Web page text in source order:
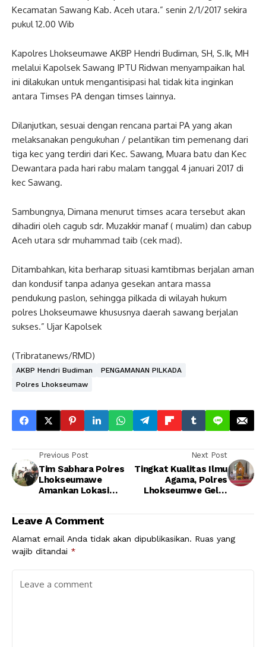
Kecamatan Sawang Kab. Aceh utara.” senin 2/1/2017 sekira
pukul 12.00 Wib
Kapolres Lhokseumawe AKBP Hendri Budiman, SH, S.Ik, MH
melalui Kapolsek Sawang IPTU Ridwan menyampaikan hal
ini dilakukan untuk mengantisipasi hal tidak kita inginkan
antara Timses PA dengan timses lainnya.
Dilanjutkan, sesuai dengan rencana partai PA yang akan
melaksanakan pengukuhan / pelantikan tim pemenang dari
tiga kec yang terdiri dari Kec. Sawang, Muara batu dan Kec
Dewantara pada hari rabu malam tanggal 4 januari 2017 di
kec Sawang.
Sambungnya, Dimana menurut timses acara tersebut akan
dihadiri oleh cagub sdr. Muzakkir manaf ( mualim) dan cabup
Aceh utara sdr muhammad taib (cek mad).
Ditambahkan, kita berharap situasi kamtibmas berjalan aman
dan kondusif tanpa adanya gesekan antara massa
pendukung paslon, sehingga pilkada di wilayah hukum
polres Lhokseumawe khususnya daerah sawang berjalan
sukses.” Ujar Kapolsek
(Tribratanews/RMD)
AKBP Hendri Budiman
PENGAMANAN PILKADA
Polres Lhokseumaw
Previous Post
Tim Sabhara Polres
Lhokseumawe
Amankan Lokasi
Next Post
Tingkat Kualitas Ilmu
Agama, Polres
Lhokseumwe Gelar
Leave A Comment
Alamat email Anda tidak akan dipublikasikan. Ruas yang
wajib ditandai *